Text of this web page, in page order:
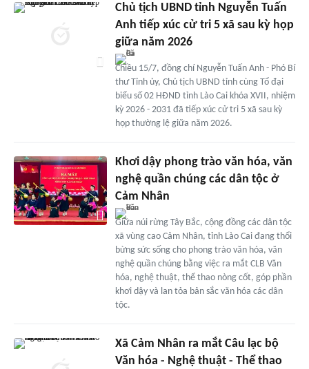
Chủ tịch UBND tỉnh Nguyễn Tuấn
Anh tiếp xúc cử tri 5 xã sau kỳ họp
giữa năm 2026
Chiều 15/7, đồng chí Nguyễn Tuấn Anh - Phó Bí
thư Tỉnh ủy, Chủ tịch UBND tỉnh cùng Tổ đại
biểu số 02 HĐND tỉnh Lào Cai khóa XVII, nhiệm
kỳ 2026 - 2031 đã tiếp xúc cử tri 5 xã sau kỳ
họp thường lệ giữa năm 2026.
Khơi dậy phong trào văn hóa, văn
nghệ quần chúng các dân tộc ở
Cảm Nhân
Giữa núi rừng Tây Bắc, cộng đồng các dân tộc
xã vùng cao Cảm Nhân, tỉnh Lào Cai đang thổi
bừng sức sống cho phong trào văn hóa, văn
nghệ quần chúng bằng việc ra mắt CLB Văn
hóa, nghệ thuật, thể thao nòng cốt, góp phần
khơi dậy và lan tỏa bản sắc văn hóa các dân
tộc.
Xã Cảm Nhân ra mắt Câu lạc bộ
Văn hóa - Nghệ thuật - Thể thao